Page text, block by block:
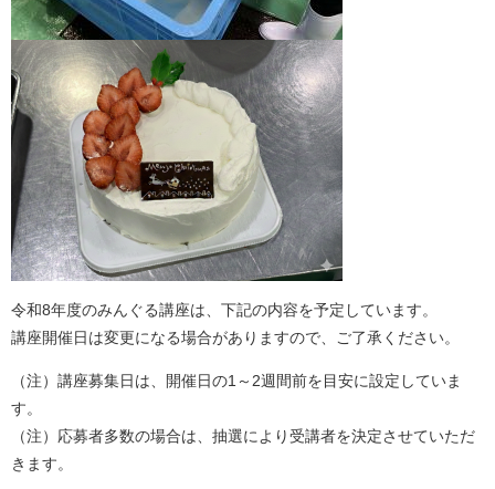
令和8年度のみんぐる講座は、下記の内容を予定しています。
講座開催日は変更になる場合がありますので、ご了承ください。
（注）講座募集日は、開催日の1～2週間前を目安に設定していま
す。
（注）応募者多数の場合は、抽選により受講者を決定させていただ
きます。